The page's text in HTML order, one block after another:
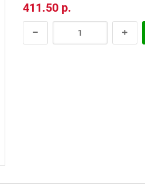
411.50 р.